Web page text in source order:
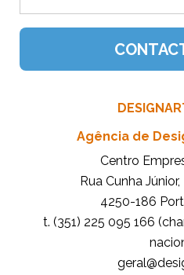
Agência de
Centro
Rua Cunha
4250-186
t. (351) 225 095 166